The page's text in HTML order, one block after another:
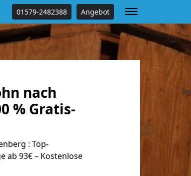
01579-2482388 Angebot
nach
% Gratis-
: Top-
ab 93€ – Kostenlose